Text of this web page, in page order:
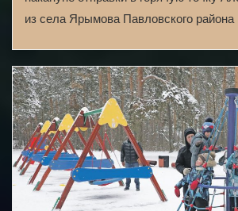
из села Ярымова Павловского